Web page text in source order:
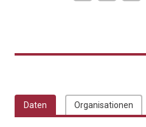
Daten Organisationen